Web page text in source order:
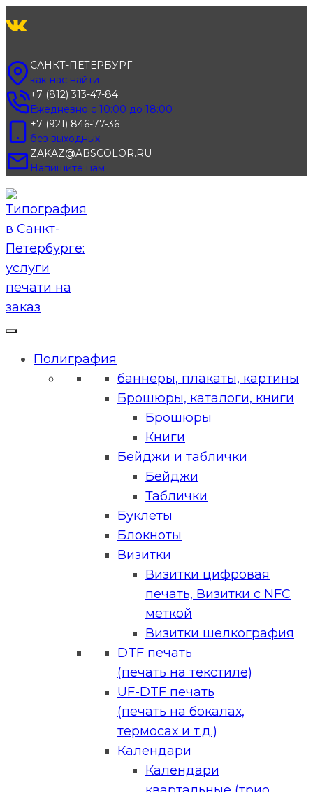
к
САНКТ-ПЕТЕРБУРГ
как нас найти
+7 (812) 313-47-84
Ежедневно с 10:00 до 18:00
+7 (921) 846-77-36
без выходных
ZAKAZ@ABSCOLOR.RU
Напишите нам
Полиграфия
баннеры, плакаты, картины
Брошюры, каталоги, книги
Брошюры
Книги
Бейджи и таблички
Бейджи
Таблички
Буклеты
Блокноты
Визитки
Визитки цифровая
печать, Визитки с NFC
меткой
Визитки шелкография
DTF печать
(печать на текстиле)
UF-DTF печать
(печать на бокалах,
термосах и т.д.)
Календари
Календари